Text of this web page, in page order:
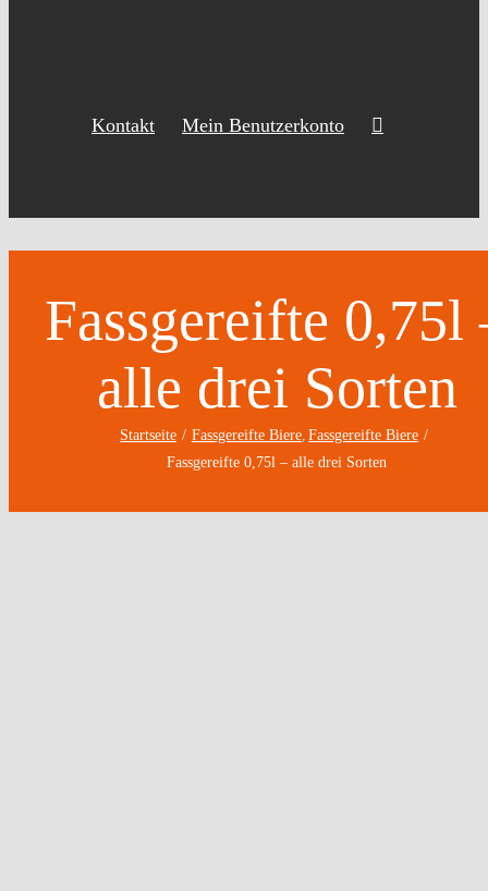
Kontakt Mein Benutzerkonto
Fassgereifte 0,75l
alle drei Sorten
Startseite Fassgereifte Biere Fassgereifte Biere
Fassgereifte 0,75l – alle drei Sorten